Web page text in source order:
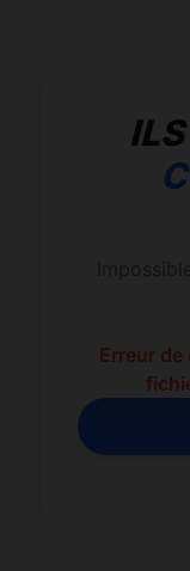
Erreur